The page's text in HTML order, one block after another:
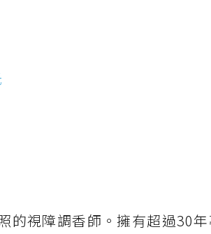
的視障調香師。擁有超過30